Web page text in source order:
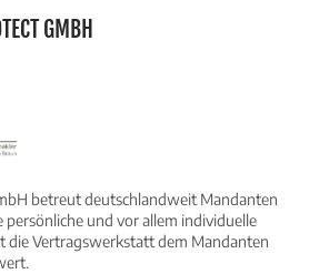
GMBH
betreut deutschlandweit Mandanten
und vor allem individuelle
die Vertragswerkstatt dem Mandanten